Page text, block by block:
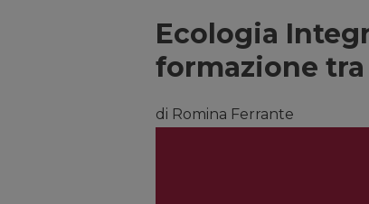
Ecologia
formazione
di Romina Ferrante